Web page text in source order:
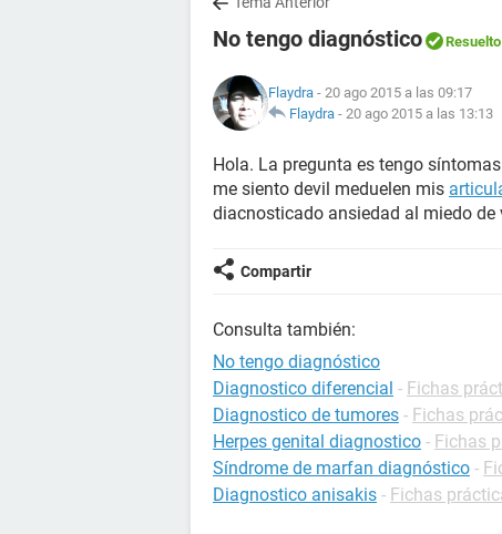
No tengo diagnóstico Resuelto
Flaydra - 20 ago 2015 a las 09:17
Flaydra - 20 ago 2015 a las 13:13
Hola. La pregunta es tengo
me siento devil meduelen mis
diacnosticado ansiedad al miedo
Compartir
Consulta también:
No tengo diagnóstico
Diagnostico diferencial - Fichas
Diagnostico de tumores - Fichas
Herpes genital diagnostico - Fichas
Síndrome de marfan diagnóstico -
Diagnostico anisakis - Fichas